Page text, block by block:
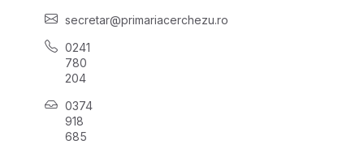
secretar@primariacerchezu.ro
0241
780
204
0374
918
685